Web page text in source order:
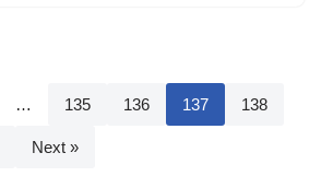
… 135 136 137 138
Next »